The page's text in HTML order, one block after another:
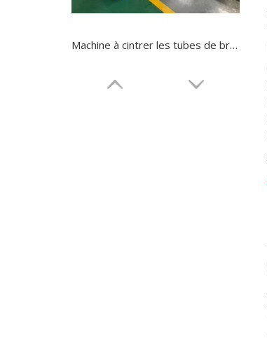
Machine à cintrer les tubes de brouette à tête unique CNC à 3 rouleaux